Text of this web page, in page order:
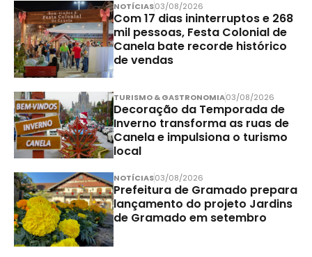
NOTÍCIAS03/08/2026
Com 17 dias ininterruptos e 268
mil pessoas, Festa Colonial de
Canela bate recorde histórico
de vendas
TURISMO & GASTRONOMIA03/08/2026
Decoração da Temporada de
Inverno transforma as ruas de
Canela e impulsiona o turismo
local
NOTÍCIAS03/08/2026
Prefeitura de Gramado prepara
lançamento do projeto Jardins
de Gramado em setembro